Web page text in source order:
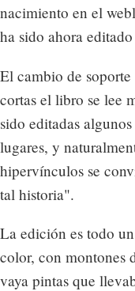
nacimiento en el
ha sido ahora
El cambio de
cortas el libro se lee
sido editadas
lugares, y
hipervínculos se
tal historia".
La edición es todo
color, con montones
vaya pintas que